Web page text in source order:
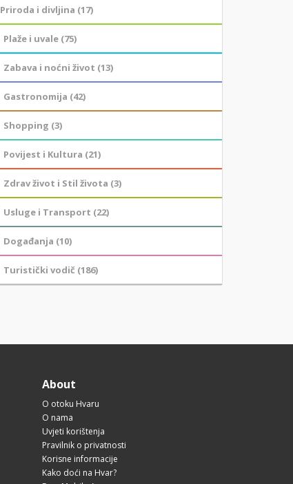
Priroda i divljina (17)
Plaže i uvale (75)
Zabava i noćni život (13)
Gastronomija (42)
Shopping (3)
Povijest i Kultura (21)
Zdrav život i Stil života (3)
Usluge i Transport (22)
Događanja (10)
Turistički vodič (186)
About
O otoku Hvaru
O nama
Uvjeti korištenja
Pravilnik o privatnosti
Korisne informacije
Kako doći na Hvar?